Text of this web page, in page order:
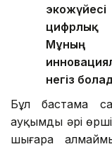
цифрлық
Мұның
негіз
Бұл бастама
ауқымды әрі
шығара